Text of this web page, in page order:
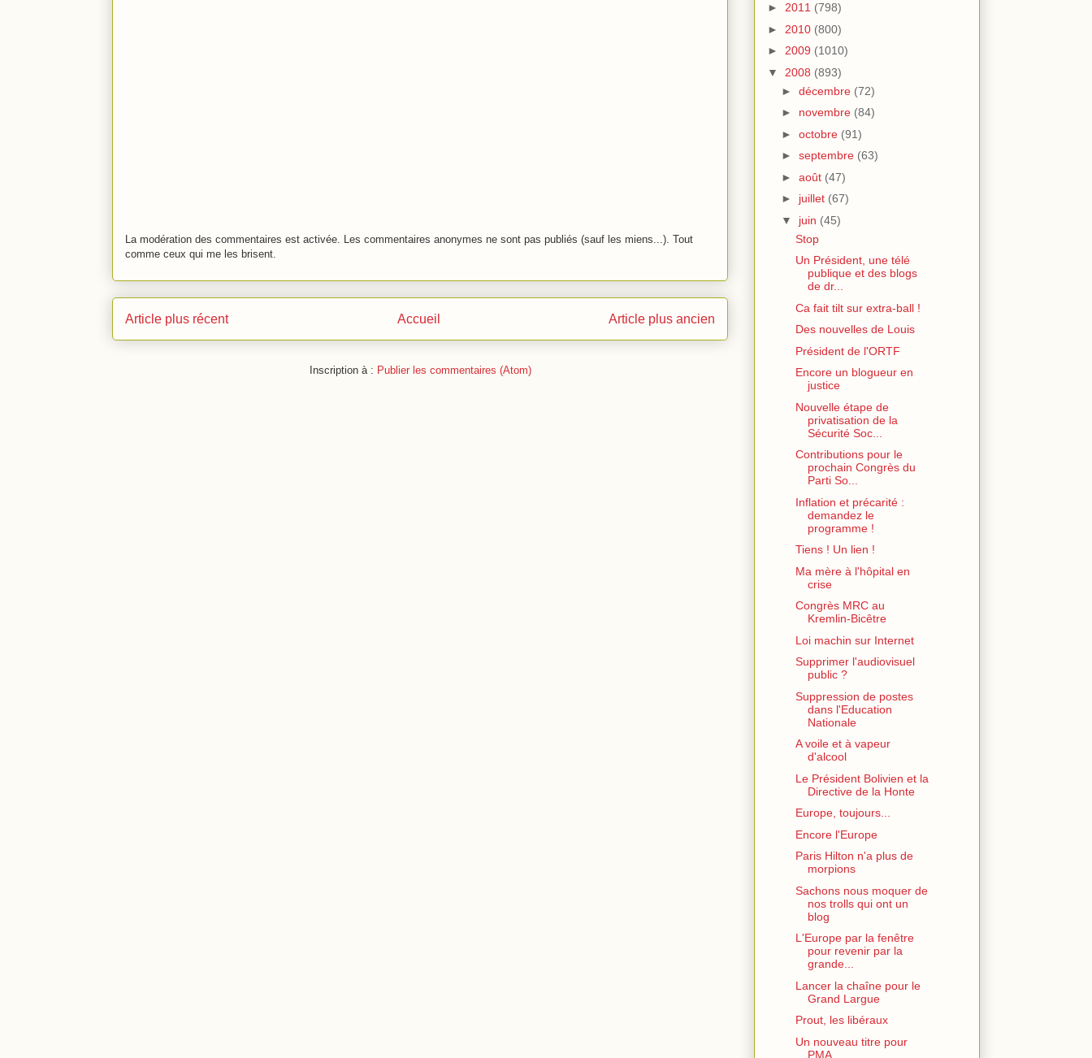
La modération des commentaires est activée. Les commentaires anonymes ne sont pas publiés (sauf les miens...). Tout
comme ceux qui me les brisent.
Article plus récent Article plus ancien
Accueil
Inscription à : Publier les commentaires (Atom)
► 2011 (798)
► 2010 (800)
► 2009 (1010)
▼ 2008 (893)
► décembre (72)
► novembre (84)
► octobre (91)
► septembre (63)
► août (47)
► juillet (67)
▼ juin (45)
Stop
Un Président, une télé
publique et des blogs
de dr...
Ca fait tilt sur extra-ball !
Des nouvelles de Louis
Président de l'ORTF
Encore un blogueur en
justice
Nouvelle étape de
privatisation de la
Sécurité Soc...
Contributions pour le
prochain Congrès du
Parti So...
Inflation et précarité :
demandez le
programme !
Tiens ! Un lien !
Ma mère à l'hôpital en
crise
Congrès MRC au
Kremlin-Bicêtre
Loi machin sur Internet
Supprimer l'audiovisuel
public ?
Suppression de postes
dans l'Education
Nationale
A voile et à vapeur
d'alcool
Le Président Bolivien et la
Directive de la Honte
Europe, toujours...
Encore l'Europe
Paris Hilton n'a plus de
morpions
Sachons nous moquer de
nos trolls qui ont un
blog
L'Europe par la fenêtre
pour revenir par la
grande...
Lancer la chaîne pour le
Grand Largue
Prout, les libéraux
Un nouveau titre pour
PMA